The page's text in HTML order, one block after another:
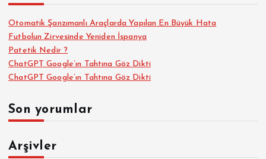
Otomatik Şanzımanlı Araçlarda Yapılan En Büyük Hata
Futbolun Zirvesinde Yeniden İspanya
Patetik Nedir ?
ChatGPT Google’ın Tahtına Göz Dikti
ChatGPT Google’ın Tahtına Göz Dikti
Son yorumlar
Arşivler